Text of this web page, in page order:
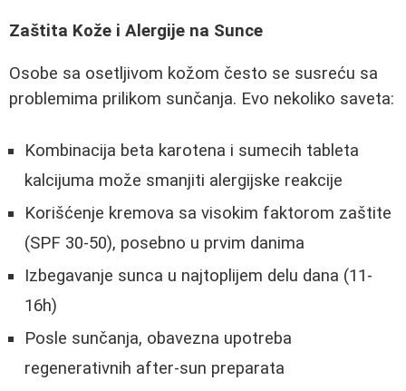
Zaštita Kože i Alergije na Sunce
Osobe sa osetljivom kožom često se susreću sa
problemima prilikom sunčanja. Evo nekoliko saveta:
Kombinacija beta karotena i sumecih tableta
kalcijuma može smanjiti alergijske reakcije
Korišćenje kremova sa visokim faktorom zaštite
(SPF 30-50), posebno u prvim danima
Izbegavanje sunca u najtoplijem delu dana (11-
16h)
Posle sunčanja, obavezna upotreba
regenerativnih after-sun preparata